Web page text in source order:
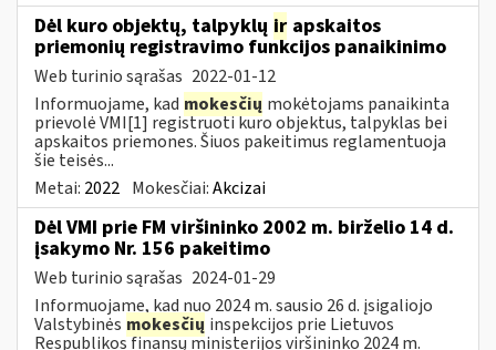
Dėl kuro objektų, talpyklų ir apskaitos
priemonių registravimo funkcijos panaikinimo
Web turinio sąrašas 2022-01-12
Informuojame, kad mokesčių mokėtojams panaikinta
prievolė VMI[1] registruoti kuro objektus, talpyklas bei
apskaitos priemones. Šiuos pakeitimus reglamentuoja
šie teisės...
Metai: 2022 Mokesčiai:Akcizai
Dėl VMI prie FM viršininko 2002 m. birželio 14 d.
įsakymo Nr. 156 pakeitimo
Web turinio sąrašas 2024-01-29
Informuojame, kad nuo 2024 m. sausio 26 d. įsigaliojo
Valstybinės mokesčių inspekcijos prie Lietuvos
Respublikos finansų ministerijos viršininko 2024 m.